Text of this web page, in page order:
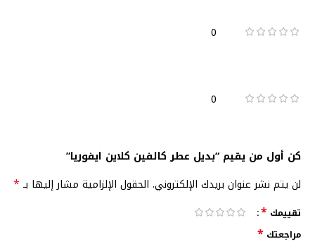
0
0
كن أول من يقيم “بديل عطر كالفين كلاين ايفوريا”
لن يتم نشر عنوان بريدك الإلكتروني. الحقول الإلزامية مشار إليها بـ *
تقييمك *
مراجعتك *